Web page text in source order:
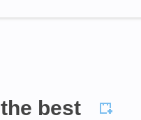
best